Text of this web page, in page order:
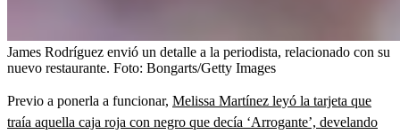
James Rodríguez envió un detalle a la periodista, relacionado con su
nuevo restaurante. Foto: Bongarts/Getty Images
Previo a ponerla a funcionar, Melissa Martínez leyó la tarjeta que
traía aquella caja roja con negro que decía ‘Arrogante’, develando